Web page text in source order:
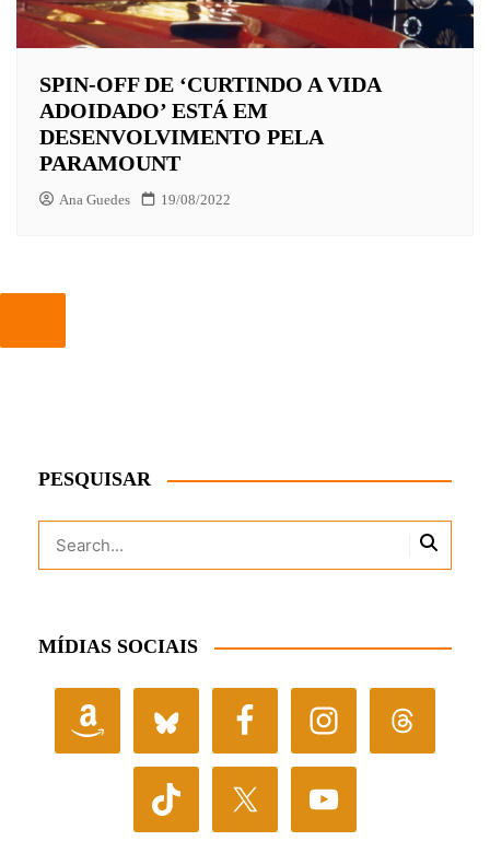
SPIN-OFF DE ‘CURTINDO A VIDA
ADOIDADO’ ESTÁ EM
DESENVOLVIMENTO PELA
PARAMOUNT
Ana Guedes 19/08/2022
PESQUISAR
MÍDIAS SOCIAIS